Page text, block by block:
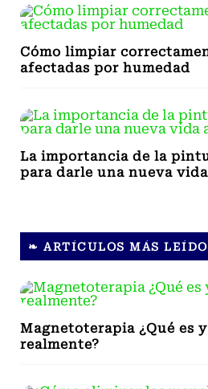
Cómo limpiar
afectadas por humedad
La importancia de la
para darle una nueva
❧ ARTÍCULOS MÁS
Magnetoterapia ¿Qué es
realmente?